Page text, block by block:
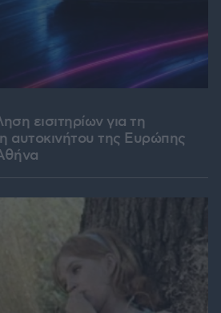
εισιτηρίων για τη
αυτοκινήτου της Ευρώπης